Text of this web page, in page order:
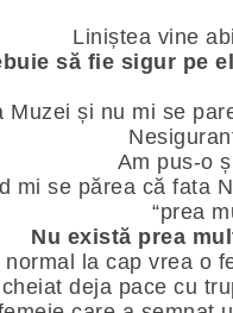
Liniștea vine
să fie sigur pe
Muzei și nu mi se
Am pus-o
mi se părea că fata
“prea
Nu există prea
normal la cap vrea o
deja pace cu